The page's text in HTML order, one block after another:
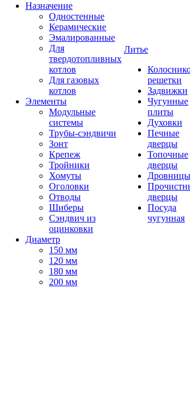
Назначение
Одностенные
Керамические
Эмалированные
Для
твердотопливных
котлов
Для газовых
котлов
Элементы
Модульные
системы
Трубы-сэндвичи
Зонт
Крепеж
Тройники
Хомуты
Оголовки
Отводы
Шиберы
Сэндвич из
оцинковки
Диаметр
150 мм
120 мм
180 мм
200 мм
Литье
решетки
Задвижки
Чугунные
плиты
Духовки
Печные
дверцы
Топочные
дверцы
Дровницы
дверцы
Посуда
чугунная